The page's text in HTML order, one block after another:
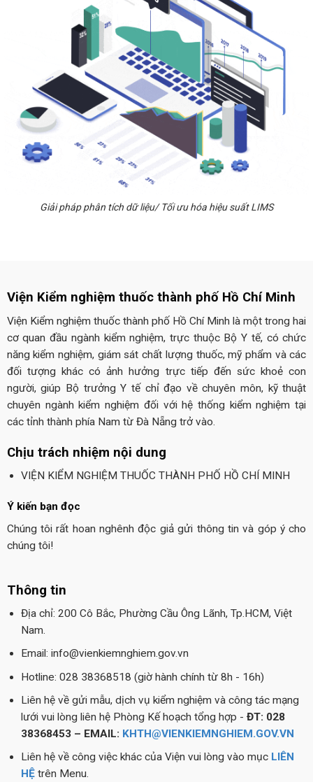
Giải pháp phân tích dữ liệu/ Tối ưu hóa hiệu suất LIMS
Viện Kiểm nghiệm thuốc thành phố Hồ Chí Minh
Viện Kiểm nghiệm thuốc thành phố Hồ Chí Minh là một trong hai
cơ quan đầu ngành kiểm nghiệm, trực thuộc Bộ Y tế, có chức
năng kiểm nghiệm, giám sát chất lượng thuốc, mỹ phẩm và các
đối tượng khác có ảnh hưởng trực tiếp đến sức khoẻ con
người, giúp Bộ trưởng Y tế chỉ đạo về chuyên môn, kỹ thuật
chuyên ngành kiểm nghiệm đối với hệ thống kiểm nghiệm tại
các tỉnh thành phía Nam từ Đà Nẵng trở vào.
Chịu trách nhiệm nội dung
VIỆN KIỂM NGHIỆM THUỐC THÀNH PHỐ HỒ CHÍ MINH
Ý kiến bạn đọc
Chúng tôi rất hoan nghênh độc giả gửi thông tin và góp ý cho
chúng tôi!
Thông tin
Địa chỉ: 200 Cô Bắc, Phường Cầu Ông Lãnh, Tp.HCM, Việt
Nam.
Email: info@vienkiemnghiem.gov.vn
Hotline: 028 38368518 (giờ hành chính từ 8h - 16h)
Liên hệ về gửi mẫu, dịch vụ kiểm nghiệm và công tác mạng
lưới vui lòng liên hệ Phòng Kế hoạch tổng hợp - ĐT: 028
38368453 – EMAIL: KHTH@VIENKIEMNGHIEM.GOV.VN
Liên hệ về công việc khác của Viện vui lòng vào mục LIÊN
HỆtrên Menu.